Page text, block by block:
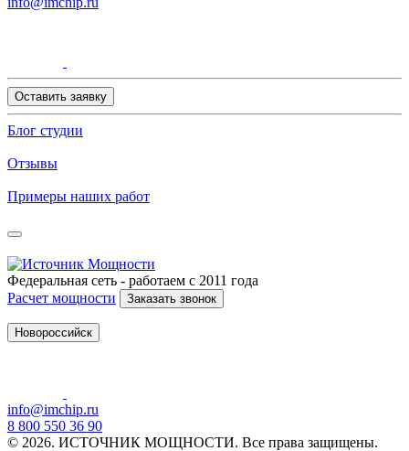
Оставить заявку
Блог студии
Отзывы
Примеры наших работ
Федеральная сеть - работаем с 2011 года
Расчет мощности
Заказать звонок
Новороссийск
info@imchip.ru
8 800 550 36 90
© 2026. ИСТОЧНИК МОЩНОСТИ. Все права защищены.